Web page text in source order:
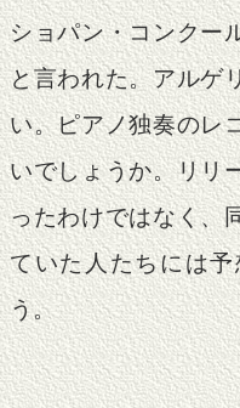
ショパン・コンクー
と言われた。アルゲ
い。ピアノ独奏のレ
いでしょうか。リリ
ったわけではなく、
ていた人たちには
う。